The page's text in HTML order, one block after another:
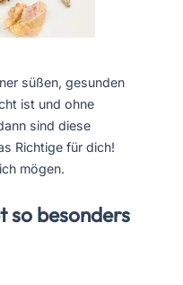
süßen, gesunden
ist und ohne
sind diese
Richtige für dich!
mögen.
so besonders